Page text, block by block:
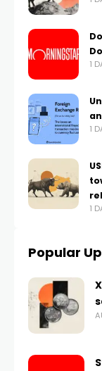
1
1
1
Popular